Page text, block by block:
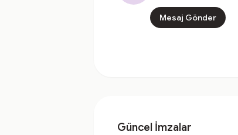
Mesaj Gönder
Güncel İmzalar